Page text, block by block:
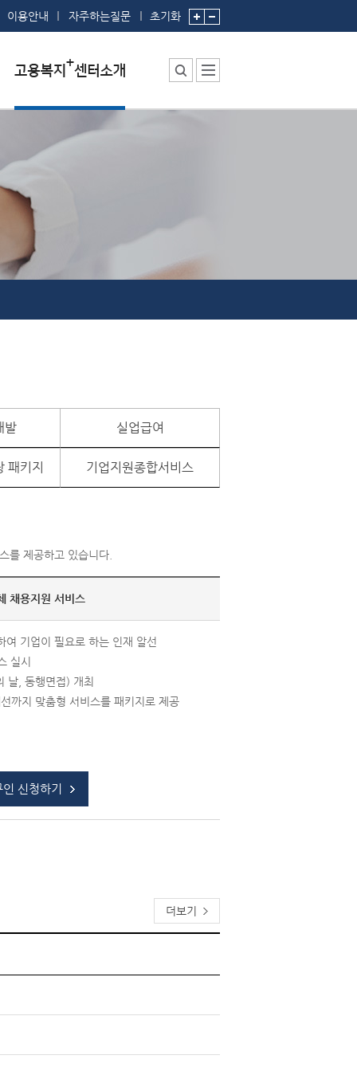
이용안내 자주하는질문 초기화
센터소장 인사말
센터에서 하는 일
부서 및 직원소개
시설안내
찾아오시는 길
발 실업급여
패키지 기업지원종합서비스
를 제공하고 있습니다.
채용지원 서비스
여 기업이 필요로 하는 인재 알선
실시
날, 동행면접) 개최
까지 맞춤형 서비스를 패키지로 제공
인 신청하기
더보기